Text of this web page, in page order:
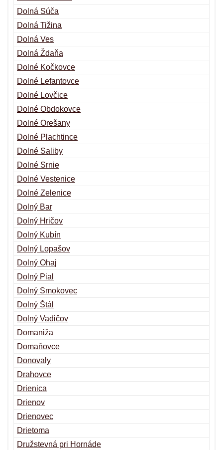
Dolná Súča
Dolná Tižina
Dolná Ves
Dolná Ždaňa
Dolné Kočkovce
Dolné Lefantovce
Dolné Lovčice
Dolné Obdokovce
Dolné Orešany
Dolné Plachtince
Dolné Saliby
Dolné Srnie
Dolné Vestenice
Dolné Zelenice
Dolný Bar
Dolný Hričov
Dolný Kubín
Dolný Lopašov
Dolný Ohaj
Dolný Pial
Dolný Smokovec
Dolný Štál
Dolný Vadičov
Domaniža
Domaňovce
Donovaly
Drahovce
Drienica
Drienov
Drienovec
Drietoma
Družstevná pri Hornáde